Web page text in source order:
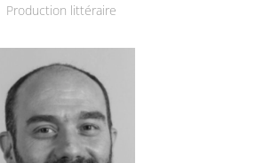
Production littéraire